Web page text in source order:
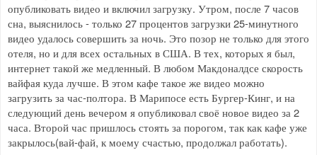
опубликовать видео и включил загрузку. Утром, после 7 часов
сна, выяснилось - только 27 процентов загрузки 25-минутного
видео удалось совершить за ночь. Это позор не только для этого
отеля, но и для всех остальных в США. В тех, которых я был,
интернет такой же медленный. В любом Макдоналдсе скорость
вайфая куда лучше. В этом кафе такое же видео можно
загрузить за час-полтора. В Марипосе есть Бургер-Кинг, и на
следующий день вечером я опубликовал своё новое видео за 2
часа. Второй час пришлось стоять за порогом, так как кафе уже
закрылось(вай-фай, к моему счастью, продолжал работать).